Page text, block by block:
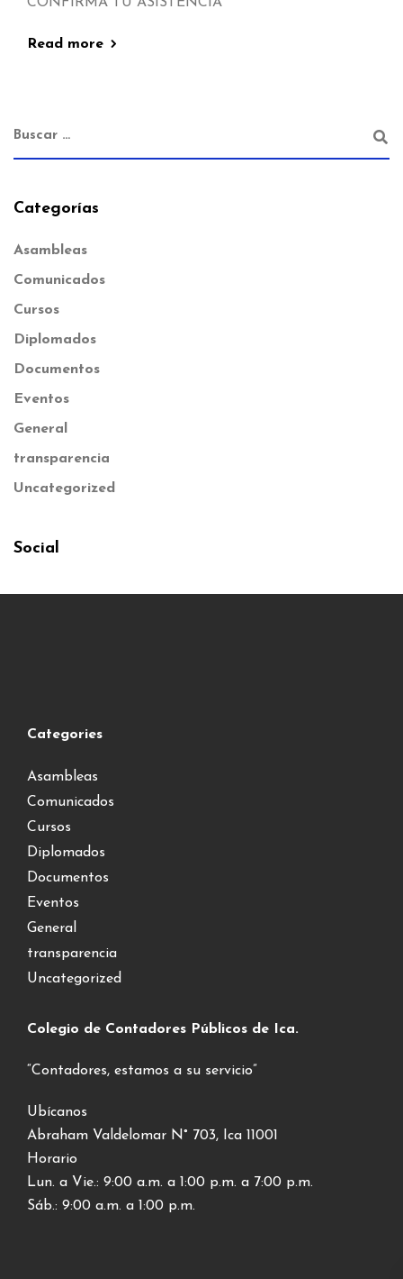
Read more
Categorías
Asambleas
Comunicados
Cursos
Diplomados
Documentos
Eventos
General
transparencia
Uncategorized
Social
Categories
Asambleas
Comunicados
Cursos
Diplomados
Documentos
Eventos
General
transparencia
Uncategorized
Colegio de Contadores Públicos de Ica.
“Contadores, estamos a su servicio”
Ubícanos
Abraham Valdelomar N° 703, Ica 11001
Horario
Lun. a Vie.: 9:00 a.m. a 1:00 p.m. a 7:00 p.m.
Sáb.: 9:00 a.m. a 1:00 p.m.